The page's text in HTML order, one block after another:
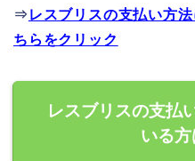
⇒ レスブリスの支払い方
ちらをクリック
レスブリスの支払
いる